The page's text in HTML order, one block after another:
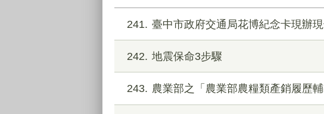
241 臺中市政府交通局花博紀念卡現辦
242 地震保命3步驟
243 農業部之「農業部農糧類產銷履歷輔